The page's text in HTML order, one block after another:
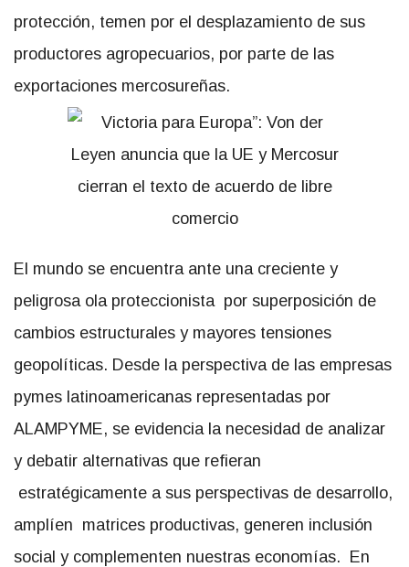
protección, temen por el desplazamiento de sus
productores agropecuarios, por parte de las
exportaciones mercosureñas.
El mundo se encuentra ante una creciente y
peligrosa ola proteccionista por superposición de
cambios estructurales y mayores tensiones
geopolíticas. Desde la perspectiva de las empresas
pymes latinoamericanas representadas por
ALAMPYME, se evidencia la necesidad de analizar
y debatir alternativas que refieran
estratégicamente a sus perspectivas de desarrollo,
amplíen matrices productivas, generen inclusión
social y complementen nuestras economías. En